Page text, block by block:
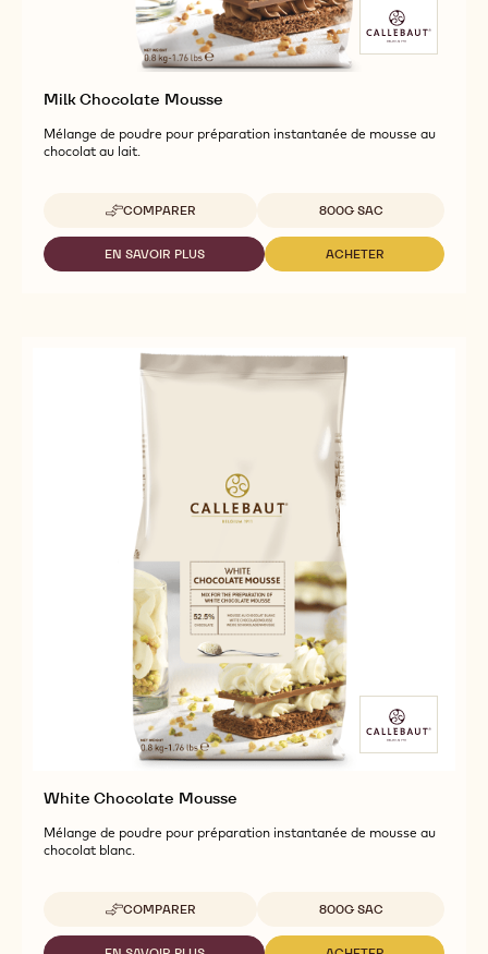
Milk Chocolate Mousse
Mélange de poudre pour préparation instantanée de mousse au
chocolat au lait.
COMPARER
-
MILK
CHOCOLATE
MOUSSE
Tailles disponibles
800G SAC
EN SAVOIR PLUS
-
ACHETER
-
White Chocolate Mousse
Mélange de poudre pour préparation instantanée de mousse au
chocolat blanc.
COMPARER
-
WHITE
Tailles disponibles
800G SAC